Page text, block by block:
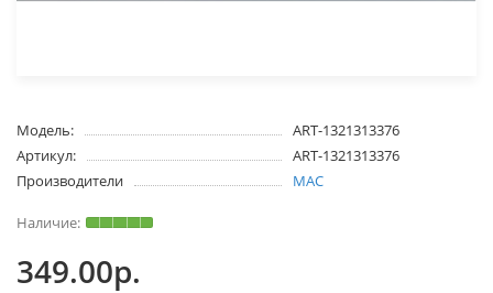
Модель:
ART-1321313376
Артикул:
ART-1321313376
Производители
MAC
349.00р.